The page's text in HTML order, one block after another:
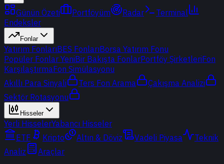
Günün Özeti Portföyüm Radar
Terminal
Endeksler
Fonlar
Yatırım FonlarıBES FonlarıBorsa Yatırım Fonu
Popüler Fonlar YeniBir Bakışta FonlarPortföy ŞirketleriFon
KarşılaştırmaFon Simülasyonu
Akıllı Para Sinyali
Ters Fon Arama
Çakışma Analizi
Sektör Rotasyonu
Hisseler
Yerli HisselerYabancı Hisseler
ETF
Kripto Altın & Döviz Vadeli Piyasa
Teknik
Analiz
Araçlar